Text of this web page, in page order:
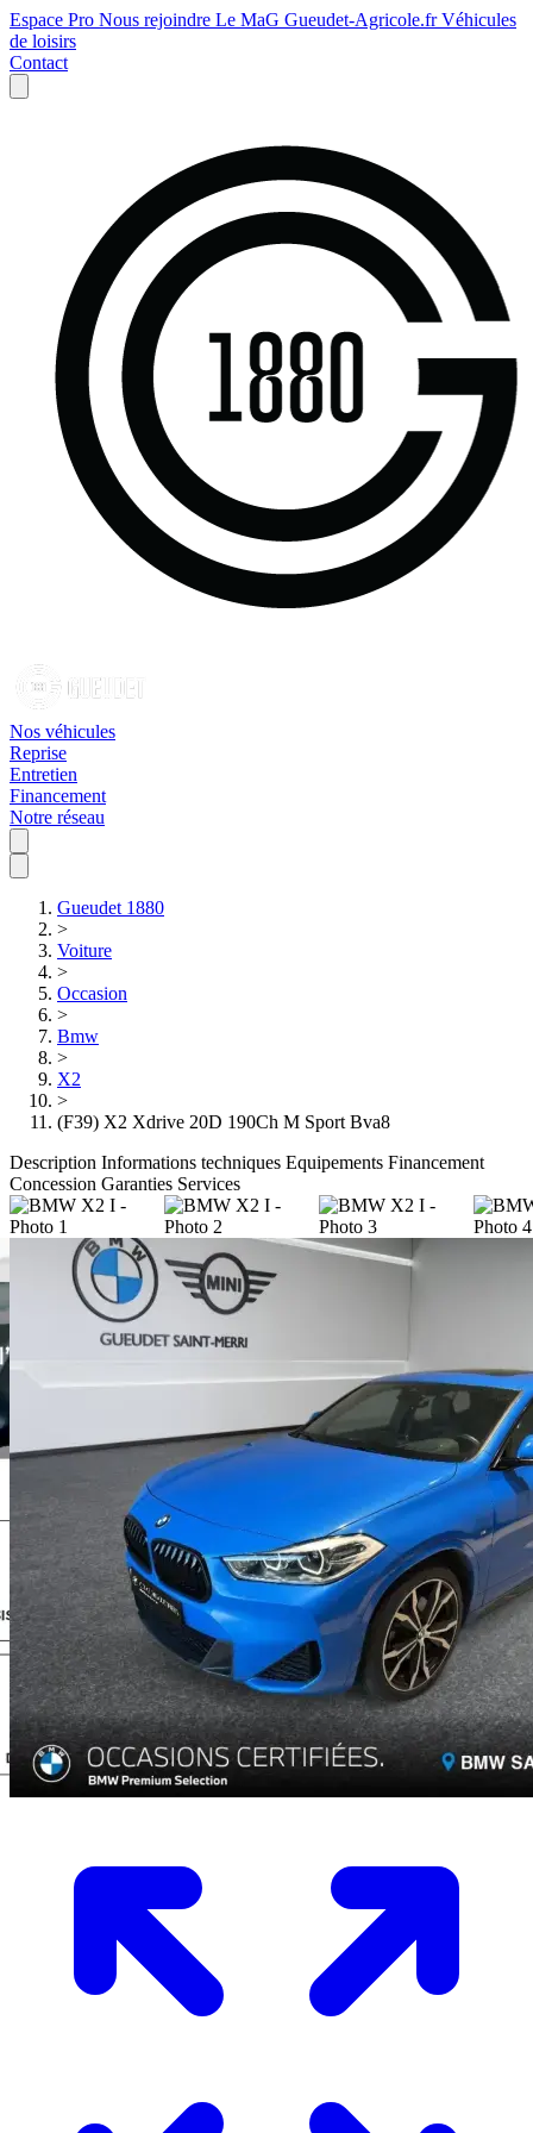
Espace Pro Nous rejoindre Le MaG Gueudet-Agricole.frVéhicules
de loisirs
Contact
Nos véhicules
Reprise
Entretien
Financement
Notre réseau
Gueudet 1880
>
Voiture
>
Occasion
>
Bmw
>
X2
>
(F39) X2 Xdrive 20D 190Ch M Sport Bva8
Description Informations techniques Equipements Financement
Concession Garanties Services